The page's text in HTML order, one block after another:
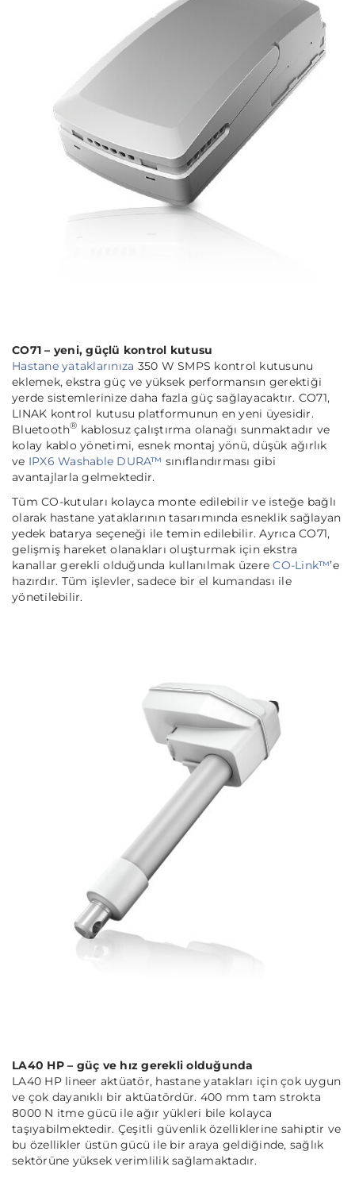
CO71 – yeni, güçlü kontrol kutusu
Hastane yataklarınıza 350 W SMPS kontrol kutusunu
eklemek, ekstra güç ve yüksek performansın gerektiği
yerde sistemlerinize daha fazla güç sağlayacaktır. CO71,
LINAK kontrol kutusu platformunun en yeni üyesidir.
Bluetooth® kablosuz çalıştırma olanağı sunmaktadır ve
kolay kablo yönetimi, esnek montaj yönü, düşük ağırlık
ve IPX6 Washable DURA™ sınıflandırması gibi
avantajlarla gelmektedir.
Tüm CO-kutuları kolayca monte edilebilir ve isteğe bağlı
olarak hastane yataklarının tasarımında esneklik sağlayan
yedek batarya seçeneği ile temin edilebilir. Ayrıca CO71,
gelişmiş hareket olanakları oluşturmak için ekstra
kanallar gerekli olduğunda kullanılmak üzereCO-Link™’e
hazırdır. Tüm işlevler, sadece bir el kumandası ile
yönetilebilir.
LA40 HP – güç ve hız gerekli olduğunda
LA40 HP lineer aktüatör, hastane yatakları için çok uygun
ve çok dayanıklı bir aktüatördür. 400 mm tam strokta
8000 N itme gücü ile ağır yükleri bile kolayca
taşıyabilmektedir. Çeşitli güvenlik özelliklerine sahiptir ve
bu özellikler üstün gücü ile bir araya geldiğinde, sağlık
sektörüne yüksek verimlilik sağlamaktadır.